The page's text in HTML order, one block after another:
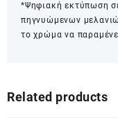
*Ψηφιακή εκτύπωση
πηγνυώμενων
το χρώμα να
Related products